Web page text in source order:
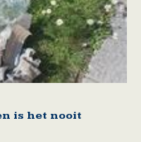
is het nooit